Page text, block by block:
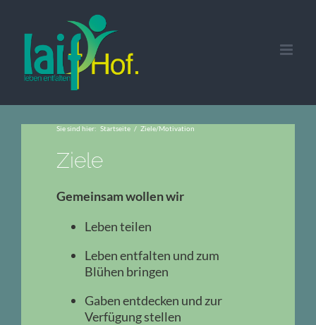
springen
Sie sind hier: Startseite / Ziele/Motivation
Ziele
Gemeinsam wollen wir
Lebenteilen
Leben entfalten und zum
Blühen bringen
Gaben entdecken und zur
Verfügung stellen